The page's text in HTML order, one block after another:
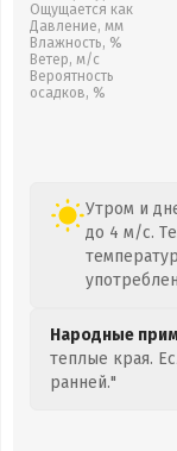
Ощущается как
Давление, мм
Влажность, %
Ветер, м/с
Вероятность
осадков, %
Утром и
до 4 м/с.
Народные
теплые края.
ранней."